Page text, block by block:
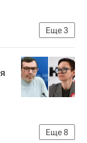
Еще3
Еще8